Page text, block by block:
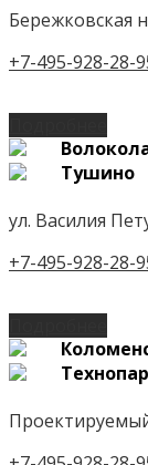
Бережковская
+7-495-928-28-
Тушино
ул. Василия
+7-495-928-28-